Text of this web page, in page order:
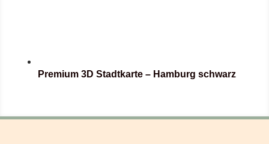
Premium 3D Stadtkarte – Hamburg schwarz